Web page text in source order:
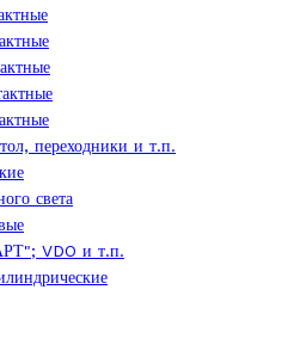
переходники и т.п.
света
VDO и т.п.